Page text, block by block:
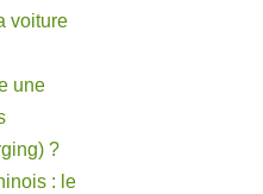
voiture
une
?
: le